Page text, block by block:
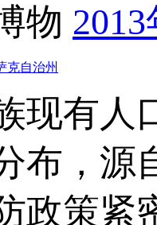
物
克自治州
现有人
布，源
政策紧